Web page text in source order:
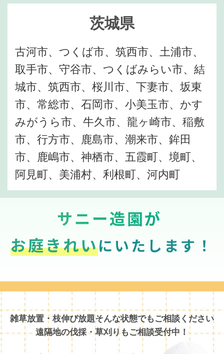
茨城県
古河市、つくば市、筑西市、土浦市、
取手市、守谷市、つくばみらい市、結
城市、筑西市、桜川市、下妻市、坂東
市、常総市、石岡市、小美玉市、かす
みがうら市、牛久市、龍ヶ崎市、稲敷
市、行方市、鹿島市、潮来市、鉾田
市、鹿嶋市、神栖市、五霞町、境町、
阿見町、美浦村、利根町、河内町
サニー造園が
お庭きれいにいたします！
雑草放置・枝伸び放題そんな状態でもご相談ください
遠隔地の伐採・草刈りもご相談受付中！